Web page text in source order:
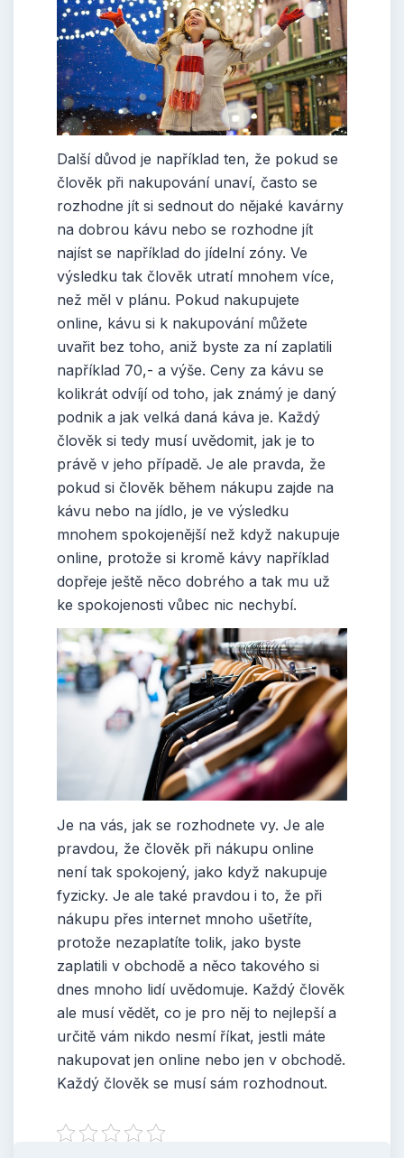
Další důvod je například ten, že pokud se
člověk při nakupování unaví, často se
rozhodne jít si sednout do nějaké kavárny
na dobrou kávu nebo se rozhodne jít
najíst se například do jídelní zóny. Ve
výsledku tak člověk utratí mnohem více,
než měl v plánu. Pokud nakupujete
online, kávu si k nakupování můžete
uvařit bez toho, aniž byste za ní zaplatili
například 70,- a výše. Ceny za kávu se
kolikrát odvíjí od toho, jak známý je daný
podnik a jak velká daná káva je. Každý
člověk si tedy musí uvědomit, jak je to
právě v jeho případě. Je ale pravda, že
pokud si člověk během nákupu zajde na
kávu nebo na jídlo, je ve výsledku
mnohem spokojenější než když nakupuje
online, protože si kromě kávy například
dopřeje ještě něco dobrého a tak mu už
ke spokojenosti vůbec nic nechybí.
Je na vás, jak se rozhodnete vy. Je ale
pravdou, že člověk při nákupu online
není tak spokojený, jako když nakupuje
fyzicky. Je ale také pravdou i to, že při
nákupu přes internet mnoho ušetříte,
protože nezaplatíte tolik, jako byste
zaplatili v obchodě a něco takového si
dnes mnoho lidí uvědomuje. Každý člověk
ale musí vědět, co je pro něj to nejlepší a
určitě vám nikdo nesmí říkat, jestli máte
nakupovat jen online nebo jen v obchodě.
Každý člověk se musí sám rozhodnout.